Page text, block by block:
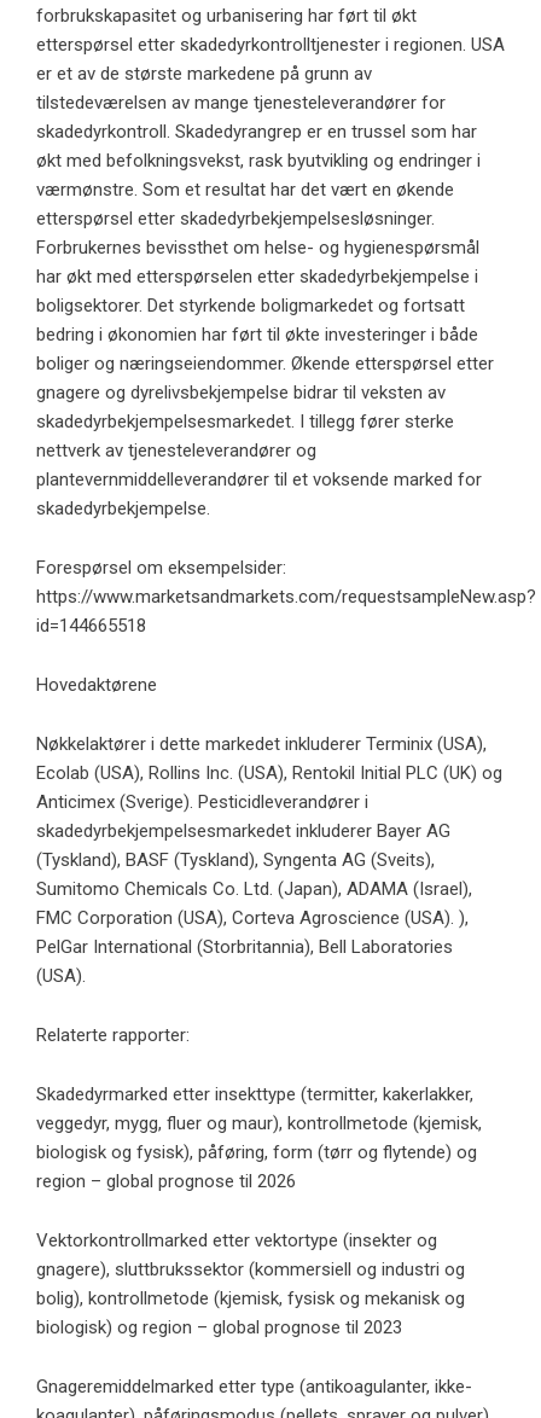
forbrukskapasitet og urbanisering har ført til økt
etterspørsel etter skadedyrkontrolltjenester i regionen. USA
er et av de største markedene på grunn av
tilstedeværelsen av mange tjenesteleverandører for
skadedyrkontroll. Skadedyrangrep er en trussel som har
økt med befolkningsvekst, rask byutvikling og endringer i
værmønstre. Som et resultat har det vært en økende
etterspørsel etter skadedyrbekjempelsesløsninger.
Forbrukernes bevissthet om helse- og hygienespørsmål
har økt med etterspørselen etter skadedyrbekjempelse i
boligsektorer. Det styrkende boligmarkedet og fortsatt
bedring i økonomien har ført til økte investeringer i både
boliger og næringseiendommer. Økende etterspørsel etter
gnagere og dyrelivsbekjempelse bidrar til veksten av
skadedyrbekjempelsesmarkedet. I tillegg fører sterke
nettverk av tjenesteleverandører og
plantevernmiddelleverandører til et voksende marked for
skadedyrbekjempelse.
Forespørsel om eksempelsider:
https://www.marketsandmarkets.com/requestsampleNew.asp?
id=144665518
Hovedaktørene
Nøkkelaktører i dette markedet inkluderer Terminix (USA),
Ecolab (USA), Rollins Inc. (USA), Rentokil Initial PLC (UK) og
Anticimex (Sverige). Pesticidleverandører i
skadedyrbekjempelsesmarkedet inkluderer Bayer AG
(Tyskland), BASF (Tyskland), Syngenta AG (Sveits),
Sumitomo Chemicals Co. Ltd. (Japan), ADAMA (Israel),
FMC Corporation (USA), Corteva Agroscience (USA). ),
PelGar International (Storbritannia), Bell Laboratories
(USA).
Relaterte rapporter:
Skadedyrmarked etter insekttype (termitter, kakerlakker,
veggedyr, mygg, fluer og maur), kontrollmetode (kjemisk,
biologisk og fysisk), påføring, form (tørr og flytende) og
region – global prognose til 2026
Vektorkontrollmarked etter vektortype (insekter og
gnagere), sluttbrukssektor (kommersiell og industri og
bolig), kontrollmetode (kjemisk, fysisk og mekanisk og
biologisk) og region – global prognose til 2023
Gnageremiddelmarked etter type (antikoagulanter, ikke-